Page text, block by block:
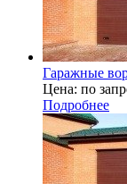
Гаражные
Цена: по
Подробнее